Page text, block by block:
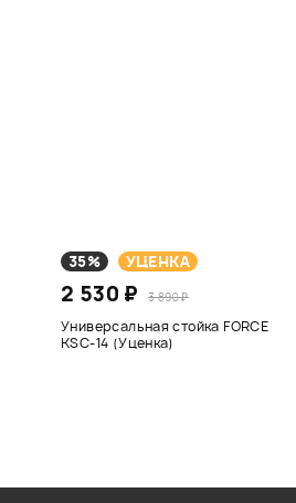
35% УЦЕНКА
2 530 ₽ 3 890 ₽
Универсальная стойка FORCE
KSC-14 (Уценка)